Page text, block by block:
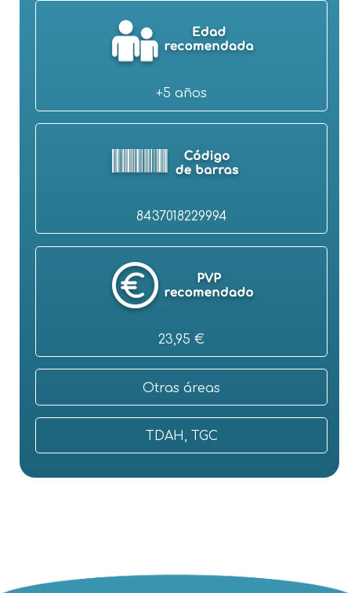
+5 años
8437018229994
23,95 €
Otras áreas
TDAH, TGC